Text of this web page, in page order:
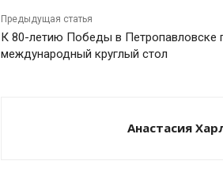
Предыдущая статья
К 80-летию Победы в Петропавловске
международный круглый стол
Анастасия